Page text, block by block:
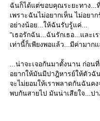
ฉันก็ได้แต่ขอบคุณระยะทาง...
เพราะฉันไม่อยากเห็น ไม่อยา
อย่างน้อย...ให้ฉันรับรู้แค่...
"เธอรักฉัน...ฉันรักเธอ...และเ
เท่านี้ก็เพียงพอแล้ว...มีค่ามาก
...น่าจะเจอกันมาตั้งนาน ก่อน
อยากให้มันมีปาฎิหารย์ให้ตัวฉั
จะไม่ยอมให้เราพลาดกันฉันค
พบกันสายไป มันน่าเสียใจ...ปา